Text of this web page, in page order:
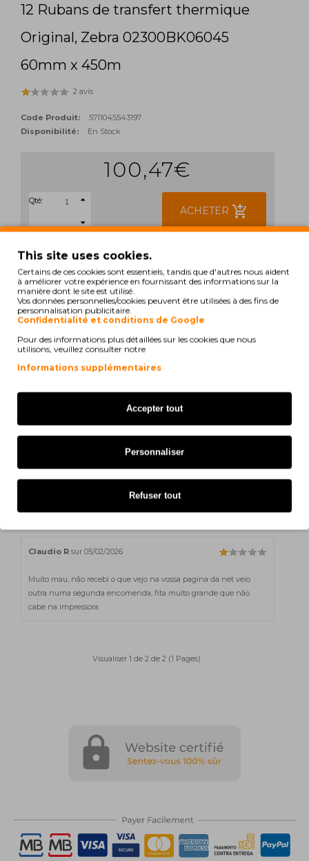
12 Rubans de transfert thermique
Original, Zebra 02300BK06045
60mm x 450m
2 avis
Code Produit:
5711045543197
Disponibilité:
En Stock
100,47€
Qté:
ACHETER add_shopping_cart
02300BK06045 35-02300BK06045
printVoir la compatibilité
Zebra 220 Xi IIII
Zebra ZT 400
Muito mau, não recebi o que vejo na vossa pagina da net veio
outra numa segunda encomenda, fita muito grande que não
Claudio R sur 05/02/2026
Muito mau, não recebi o que vejo na vossa pagina da net veio
outra numa segunda encomenda, fita muito grande que não
cabe na impressora
Visualiser 1 de 2 de 2 (1 Pages)
This site uses cookies.
Certains de ces cookies sont essentiels, tandis que d'autres nous aident
à améliorer votre expérience en fournissant des informations sur la
manière dont le site est utilisé.
Vos données personnelles/cookies peuvent être utilisées à des fins de
personnalisation publicitaire.
Confidentialité et conditions de Google
Pour des informations plus détaillées sur les cookies que nous
utilisons, veuillez consulter notre
Informations supplémentaires
Accepter tout
Personnaliser
Refuser tout